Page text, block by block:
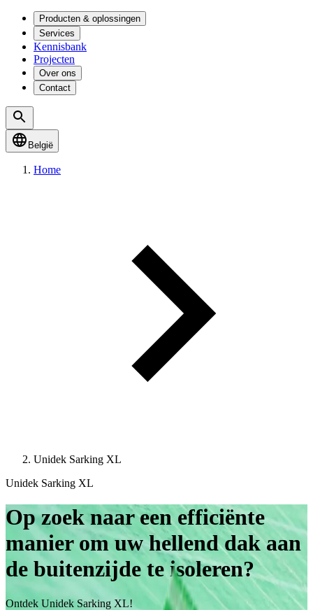
Producten & oplossingen
Services
Kennisbank
Projecten
Over ons
Contact
België
Home
Unidek Sarking XL
Unidek Sarking XL
Op zoek naar een efficiënte
manier om uw hellend dak aan
de buitenzijde te isoleren?
Ontdek Unidek Sarking XL!